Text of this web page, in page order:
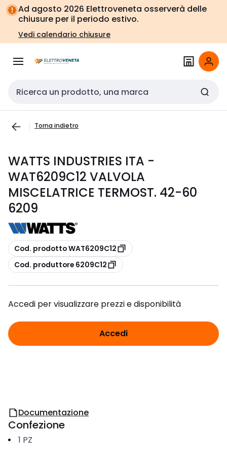
Vai alla
navigazione
Vai
alla
pagina
Ad agosto 2026 Elettroveneta osserverà delle
chiusure per il periodo estivo.
Vedi calendario chiusure
Cerca input
Torna indietro
WATTS INDUSTRIES ITA -
WAT6209C12 VALVOLA
MISCELATRICE TERMOST. 42-60
6209
copia
Cod. prodotto WAT6209C12
copia
Cod. produttore 6209C12
Accedi per visualizzare prezzi e disponibilità
Accedi
Documentazione
Confezione
1 PZ